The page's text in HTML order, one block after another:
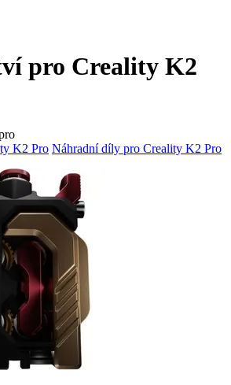
pro Creality K2
K2 Pro Náhradní díly pro Creality K2 Pro